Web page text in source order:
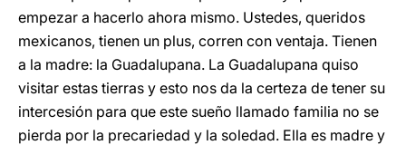
empezar a hacerlo ahora mismo. Ustedes, queridos
mexicanos, tienen un plus, corren con ventaja. Tienen
a la madre: la Guadalupana. La Guadalupana quiso
visitar estas tierras y esto nos da la certeza de tener su
intercesión para que este sueño llamado familia no se
pierda por la precariedad y la soledad. Ella es madre y